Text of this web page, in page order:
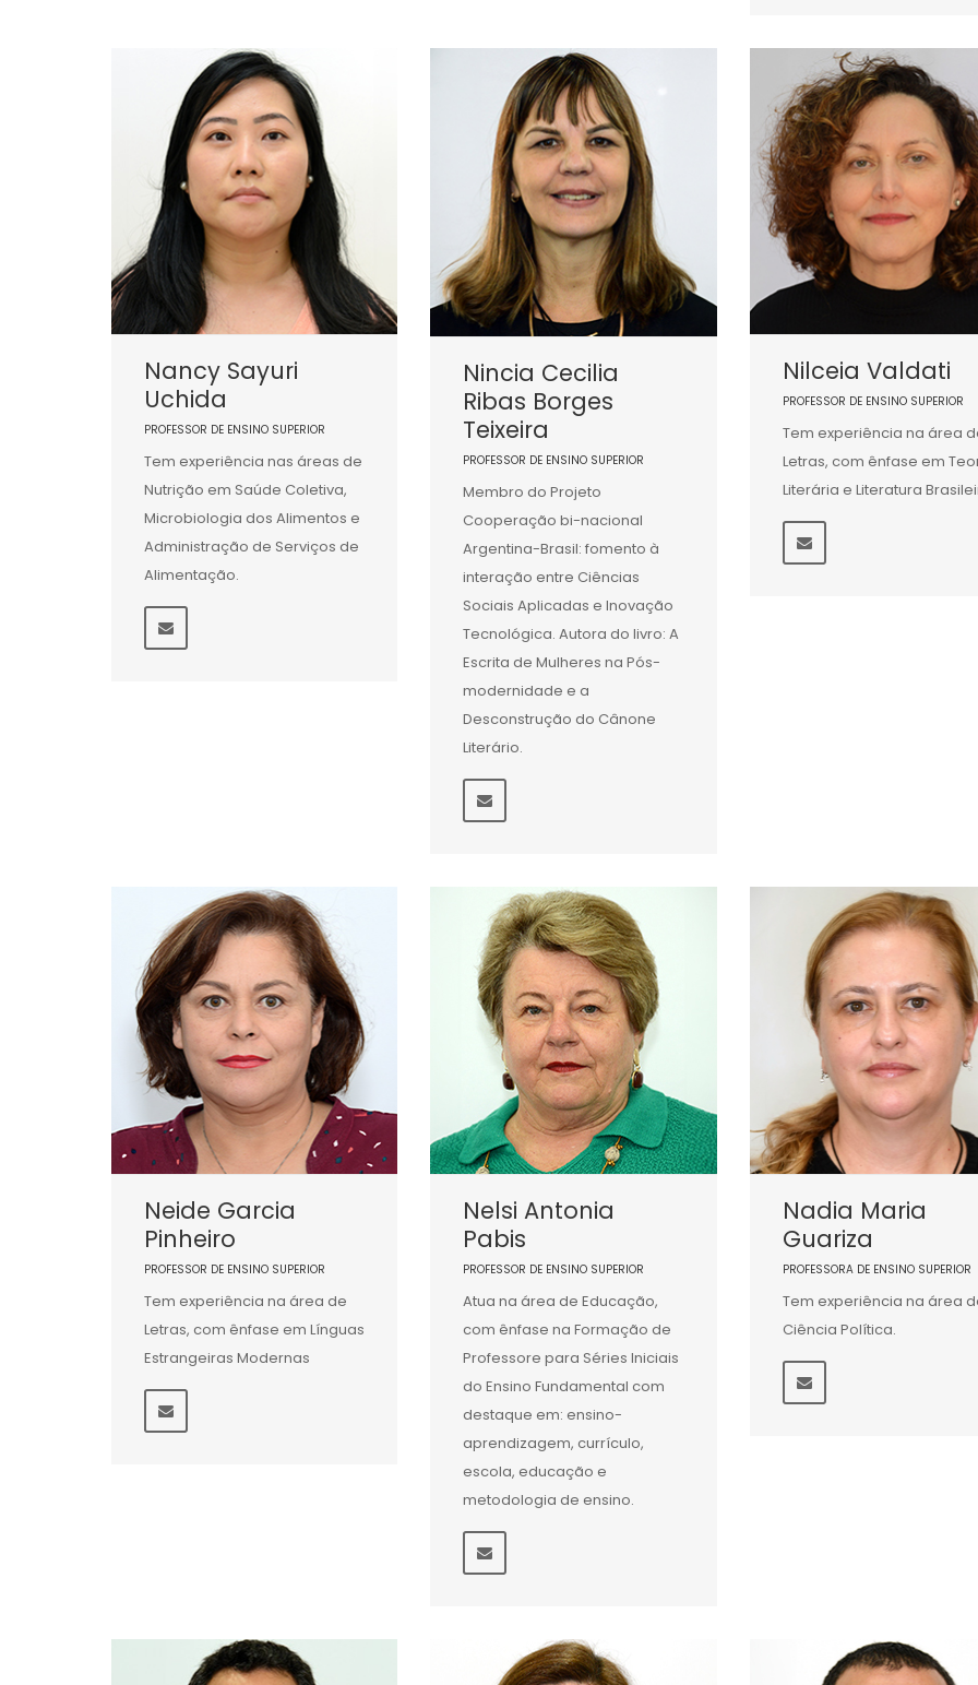
Nancy Sayuri
Uchida
PROFESSOR DE ENSINO SUPERIOR
Tem experiência nas áreas de
Nutrição em Saúde Coletiva,
Microbiologia dos Alimentos e
Administração de Serviços de
Alimentação.
Nincia Cecilia
Ribas Borges
Teixeira
PROFESSOR DE ENSINO SUPERIOR
Membro do Projeto
Cooperação bi-nacional
Argentina-Brasil: fomento à
interação entre Ciências
Sociais Aplicadas e Inovação
Tecnológica. Autora do livro: A
Escrita de Mulheres na Pós-
modernidade e a
Desconstrução do Cânone
Literário.
Nilceia Valdati
PROFESSOR DE ENSINO SUPERIOR
Tem experiência na área
Letras, com ênfase em
Literária e Literatura
Neide Garcia
Pinheiro
PROFESSOR DE ENSINO SUPERIOR
Tem experiência na área de
Letras, com ênfase em Línguas
Estrangeiras Modernas
Nelsi Antonia
Pabis
PROFESSOR DE ENSINO SUPERIOR
Atua na área de Educação,
com ênfase na Formação de
Professore para Séries Iniciais
do Ensino Fundamental com
destaque em: ensino-
aprendizagem, currículo,
escola, educação e
metodologia de ensino.
Nadia Maria
Guariza
PROFESSORA DE ENSINO SUPERIOR
Tem experiência na área
Ciência Política.